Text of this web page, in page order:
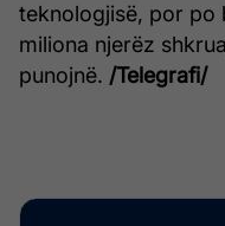
teknologjisë, por po
miliona njerëz
punojnë. /Telegrafi/